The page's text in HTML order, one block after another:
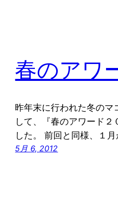
春のアワ
昨年末に行われた冬のマ
して、『春のアワード２
した。 前回と同様、１
5月 6, 2012